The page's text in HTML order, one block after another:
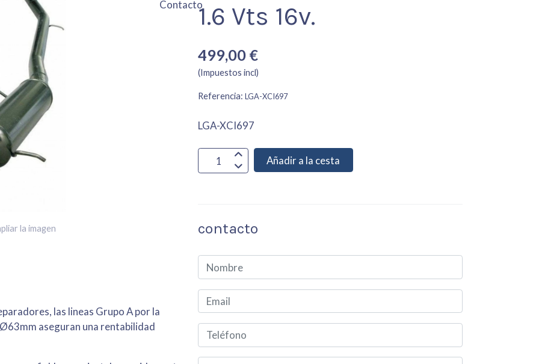
Contacto
la imagen
las lineas Grupo A por la
aseguran una rentabilidad
1.6 Vts 16v.
499,00 €
(Impuestos incl)
Referencia:LGA-XCI697
LGA-XCI697
Añadir a la cesta
contacto